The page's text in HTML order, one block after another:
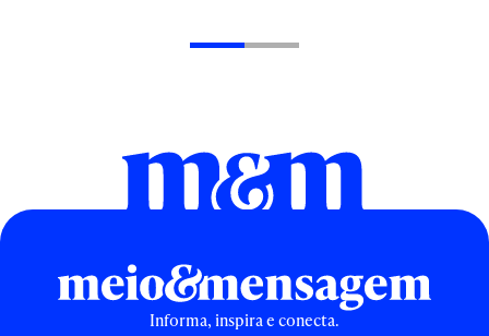
Informa, inspira e conecta.